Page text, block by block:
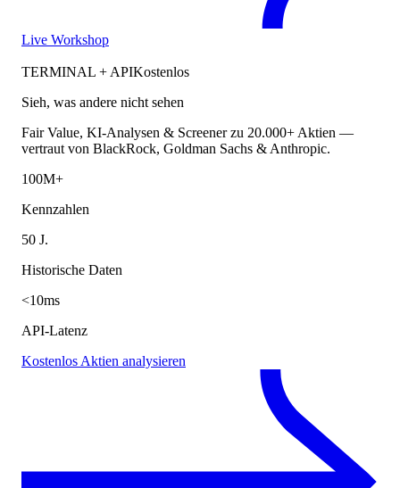
Live Workshop
TERMINAL + APIKostenlos
Sieh, was andere nicht sehen
Fair Value, KI-Analysen & Screener zu 20.000+ Aktien —
vertraut von BlackRock, Goldman Sachs & Anthropic.
100M+
Kennzahlen
50 J.
Historische Daten
<10ms
API-Latenz
Kostenlos Aktien analysieren